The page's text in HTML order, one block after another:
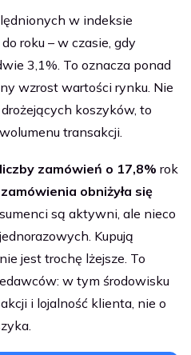
w indeksie
roku – w czasie, gdy
3,1%. To oznacza ponad
wzrost wartości rynku. Nie
koszyków, to
transakcji.
zamówień o 17,8% rok
obniżyła się
są aktywni, ale nieco
Kupują
jest trochę lżejsze. To
w tym środowisku
i lojalność klienta, nie o